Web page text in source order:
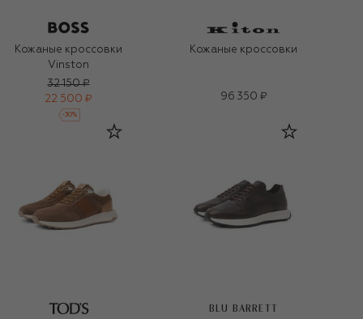
Кожаные кроссовки
Vinston
32 150 ₽
22 500 ₽
-30%
Кожаные кроссовки
96 350 ₽
BLU BARRETT